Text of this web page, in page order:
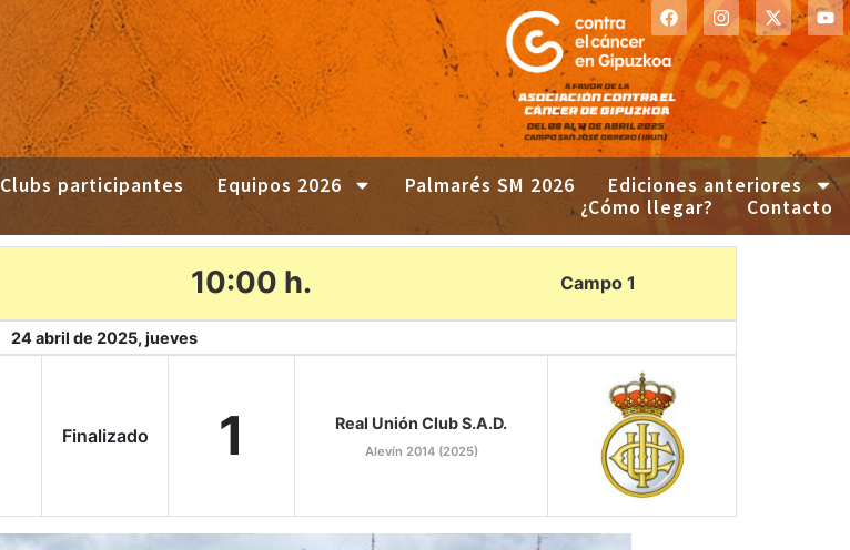
Clubs participantes Equipos 2026 Palmarés SM 2026
Ediciones anteriores
¿Cómo llegar?
Contacto
10:00 h. Campo 1
24 abril de 2025, jueves
Finalizado 1 Real Unión Club S.A.D.
Alevín 2014 (2025)